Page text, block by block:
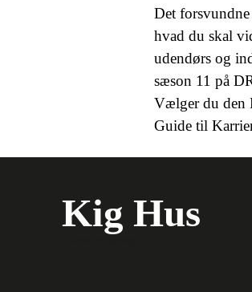
Det
hvad du skal
udendørs og
sæson 11 på
Vælger du den
Guide til
Kig Hus